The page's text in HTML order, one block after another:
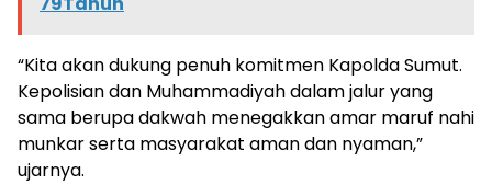
“Kita akan dukung penuh komitmen Kapolda Sumut.
Kepolisian dan Muhammadiyah dalam jalur yang
sama berupa dakwah menegakkan amar maruf nahi
munkar serta masyarakat aman dan nyaman,”
ujarnya.